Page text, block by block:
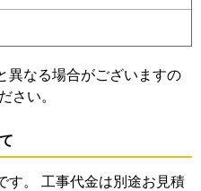
異なる場合がございますの
さい。
す。 工事代金は別途お見積